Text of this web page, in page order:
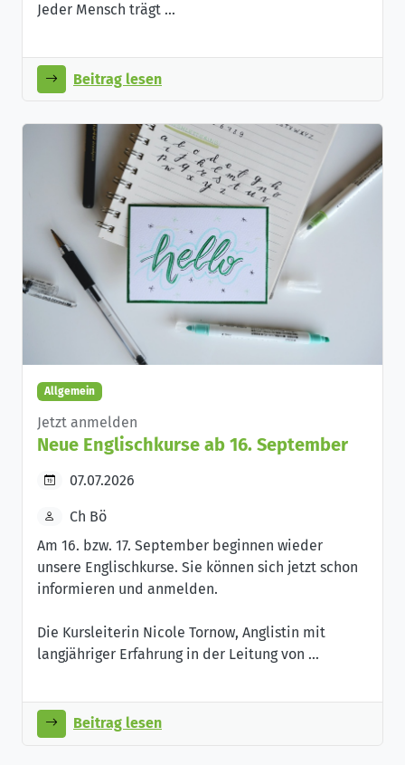
Jeder Mensch trägt ...
Beitrag lesen
Allgemein
Jetzt anmelden
Neue Englischkurse ab 16. September
07.07.2026
Ch Bö
Am 16. bzw. 17. September beginnen wieder
unsere Englischkurse. Sie können sich jetzt schon
informieren und anmelden.
Die Kursleiterin Nicole Tornow, Anglistin mit
langjähriger Erfahrung in der Leitung von ...
Beitrag lesen